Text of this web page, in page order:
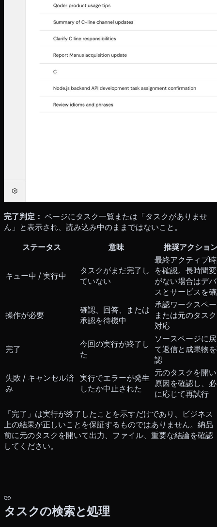
完了判定： ページにタスク一覧または「タスクがありませ
ん」と表示され、読み込み中のままではないこと。
ステータス 意味 推奨アクショ
キュー中 / 実行中
タスクがまだ完了し
ていない
最終アクティブ
を確認。長時間
がない場合はデ
スとサービスを
操作が必要
確認、回答、または
承認を待機中
承認ワークスペ
または元のタス
対応
完了
今回の実行が終了し
た
ソースページに
て返信と成果物
認
失敗 / キャンセル済
み
実行でエラーが発生
したか中止された
元のタスクを開
原因を確認し、
に応じて再試行
「完了」は実行が終了したことを示すだけであり、ビジネス
上の結果が正しいことを保証するものではありません。納品
前に元のタスクを開いて出力、ファイル、重要な結論を確認
してください。
タスクの検索と処理